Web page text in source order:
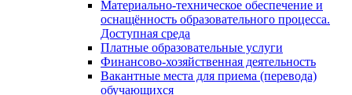
Материально-техническое обеспечение и
оснащённость образовательного процесса.
Доступная среда
Платные образовательные услуги
Финансово-хозяйственная деятельность
Вакантные места для приема (перевода)
обучающихся